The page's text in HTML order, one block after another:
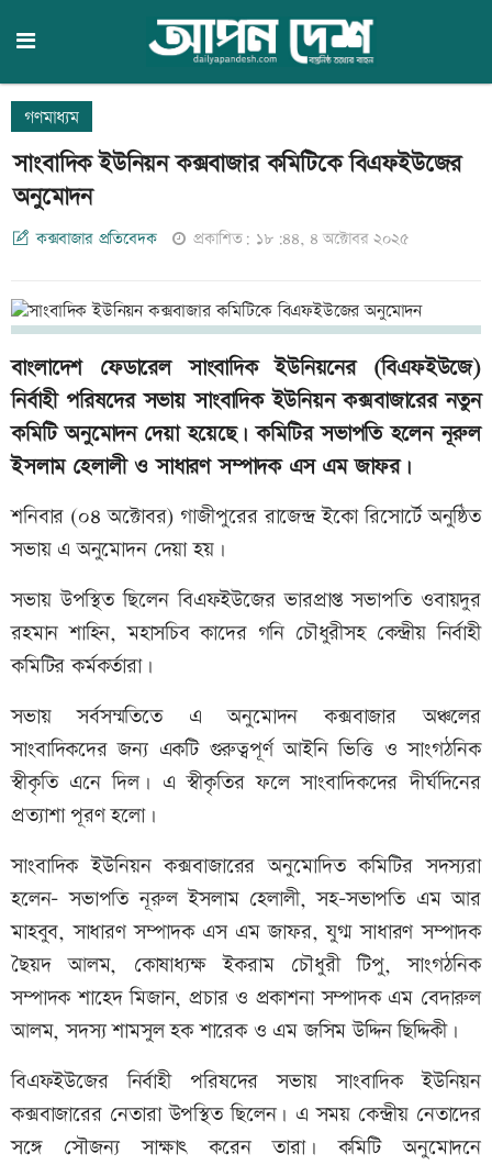
গণমাধ্যম
সাংবাদিক ইউনিয়ন কক্সবাজার কমিটিকে বিএফইউজের
অনুমোদন
কক্সবাজার প্রতিবেদক প্রকাশিত: ১৮:৪৪, ৪ অক্টোবর ২০২৫
বাংলাদেশ ফেডারেল সাংবাদিক ইউনিয়নের (বিএফইউজে)
নির্বাহী পরিষদের সভায় সাংবাদিক ইউনিয়ন কক্সবাজারের নতুন
কমিটি অনুমোদন দেয়া হয়েছে। কমিটির সভাপতি হলেন নূরুল
ইসলাম হেলালী ও সাধারণ সম্পাদক এস এম জাফর।
শনিবার (০৪ অক্টোবর) গাজীপুরের রাজেন্দ্র ইকো রিসোর্টে অনুষ্ঠিত
সভায় এ অনুমোদন দেয়া হয়।
সভায় উপস্থিত ছিলেন বিএফইউজের ভারপ্রাপ্ত সভাপতি ওবায়দুর
রহমান শাহিন, মহাসচিব কাদের গনি চৌধুরীসহ কেন্দ্রীয় নির্বাহী
কমিটির কর্মকর্তারা।
সভায় সর্বসম্মতিতে এ অনুমোদন কক্সবাজার অঞ্চলের
সাংবাদিকদের জন্য একটি গুরুত্বপূর্ণ আইনি ভিত্তি ও সাংগঠনিক
স্বীকৃতি এনে দিল। এ স্বীকৃতির ফলে সাংবাদিকদের দীর্ঘদিনের
প্রত্যাশা পূরণ হলো।
সাংবাদিক ইউনিয়ন কক্সবাজারের অনুমোদিত কমিটির সদস্যরা
হলেন- সভাপতি নূরুল ইসলাম হেলালী, সহ-সভাপতি এম আর
মাহবুব, সাধারণ সম্পাদক এস এম জাফর, যুগ্ম সাধারণ সম্পাদক
ছৈয়দ আলম, কোষাধ্যক্ষ ইকরাম চৌধুরী টিপু, সাংগঠনিক
সম্পাদক শাহেদ মিজান, প্রচার ও প্রকাশনা সম্পাদক এম বেদারুল
আলম, সদস্য শামসুল হক শারেক ও এম জসিম উদ্দিন ছিদ্দিকী।
বিএফইউজের নির্বাহী পরিষদের সভায় সাংবাদিক ইউনিয়ন
কক্সবাজারের নেতারা উপস্থিত ছিলেন। এ সময় কেন্দ্রীয় নেতাদের
সঙ্গে সৌজন্য সাক্ষাৎ করেন তারা। কমিটি অনুমোদনে